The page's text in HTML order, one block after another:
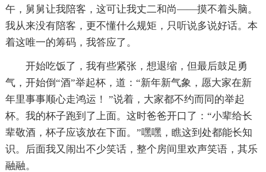
午，舅舅让我陪客，这可让我丈二和尚——摸不着头脑。
我从来没有陪客，更不懂什么规矩，只听说多说好话。本
着这唯一的筹码，我答应了。
开始吃饭了，我有些紧张，想退缩，但最后鼓足勇
气，开始倒“酒”举起杯，道：“新年新气象，愿大家在新
年里事事顺心走鸿运！ ”说着，大家都不约而同的举起
杯。我的杯子跑到了上面。这时爸爸开口了：“小辈给长
辈敬酒，杯子应该放在下面。”嘿嘿，瞧这到处都能长知
识。后面我又闹出不少笑话，整个房间里欢声笑语，其乐
融融。